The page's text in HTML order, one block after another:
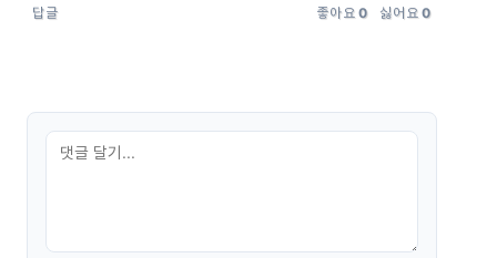
답글 좋아요 0 싫어요 0